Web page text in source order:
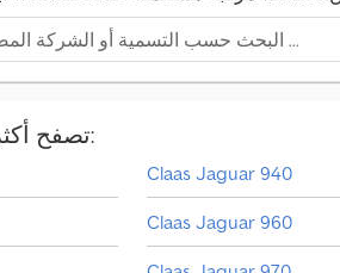
تصفح أكثر الفئات شعبية:
Claas Jaguar 940
Claas Jaguar 960
ك
ث
ر
م
ي
و